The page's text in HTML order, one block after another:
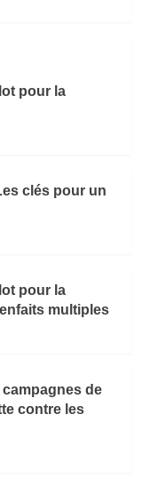
pour la
clés pour un
pour la
multiples
de
contre les